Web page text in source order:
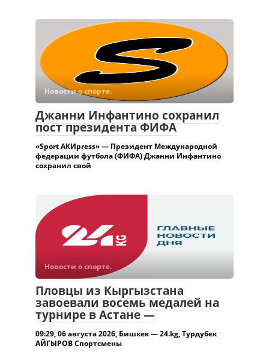
Новости о спорте.
Джанни Инфантино сохранил
пост президента ФИФА
«Sport АКИpress» — Президент Международной
федерации футбола (ФИФА) Джанни Инфантино
сохранил свой
Новости о спорте.
Пловцы из Кыргызстана
завоевали восемь медалей на
турнире в Астане —
09:29, 06 августа 2026, Бишкек — 24.kg, Турдубек
АЙГЫРОВ Спортсмены